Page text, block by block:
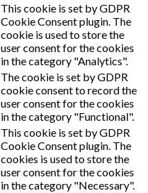
This cookie is set by GDPR
Cookie Consent plugin. The
cookie is used to store the
user consent for the cookies
in the category "Analytics".
The cookie is set by GDPR
cookie consent to record the
user consent for the cookies
in the category "Functional".
This cookie is set by GDPR
Cookie Consent plugin. The
cookies is used to store the
user consent for the cookies
in the category "Necessary".